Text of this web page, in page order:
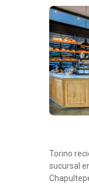
Torino
sucursal